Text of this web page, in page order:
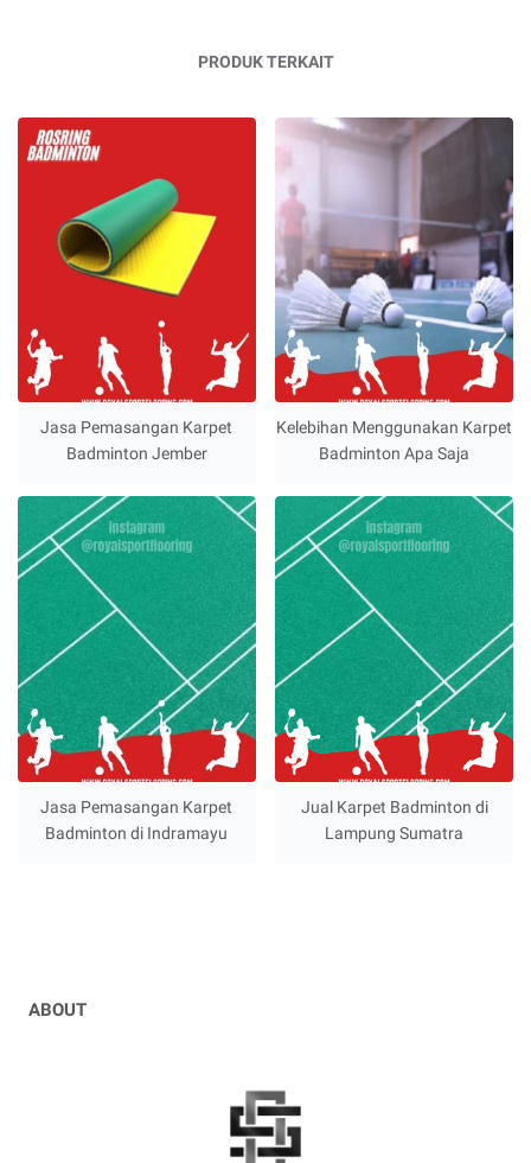
PRODUK TERKAIT
Jasa Pemasangan Karpet
Badminton Jember
Kelebihan Menggunakan Karpet
Badminton Apa Saja
Jasa Pemasangan Karpet
Badminton di Indramayu
Jual Karpet Badminton di
Lampung Sumatra
ABOUT